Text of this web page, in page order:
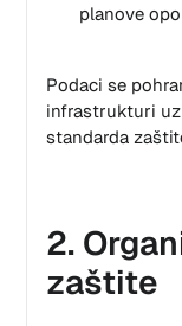
planove
Podaci se
infrastrukturi
standarda
2.
zaštite